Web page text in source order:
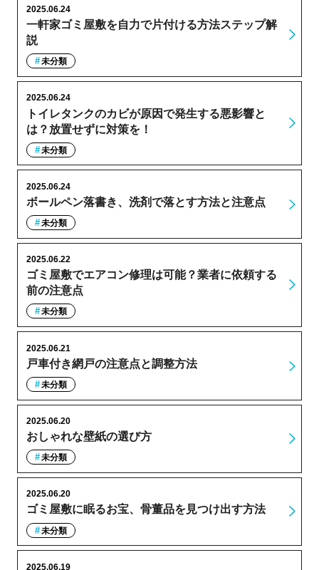
一軒家ゴミ屋敷を自力で片付ける方法ステップ解
説
2025.06.24
未分類
トイレタンクのカビが原因で発生する悪影響と
は？放置せずに対策を！
2025.06.24
未分類
ボールペン落書き、洗剤で落とす方法と注意点
2025.06.24
未分類
ゴミ屋敷でエアコン修理は可能？業者に依頼する
前の注意点
2025.06.22
未分類
戸車付き網戸の注意点と調整方法
2025.06.21
未分類
おしゃれな壁紙の選び方
2025.06.20
未分類
ゴミ屋敷に眠るお宝、骨董品を見つけ出す方法
2025.06.20
未分類
2025.06.19